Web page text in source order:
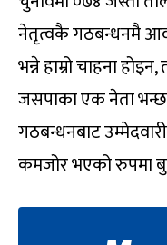
नेतृत्वकै गठबन्धनमै
भन्ने हाम्रो चाहना
जसपाका एक नेता
गठबन्धनबाट
कमजोर भएको रुपमा